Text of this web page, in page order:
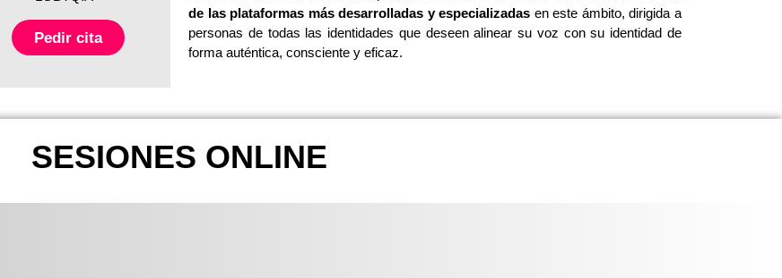
Pedir cita
de las plataformas más desarrolladas y especializadas en este ámbito, dirigida a
personas de todas las identidades que deseen alinear su voz con su identidad de
forma auténtica, consciente y eficaz.
SESIONES ONLINE